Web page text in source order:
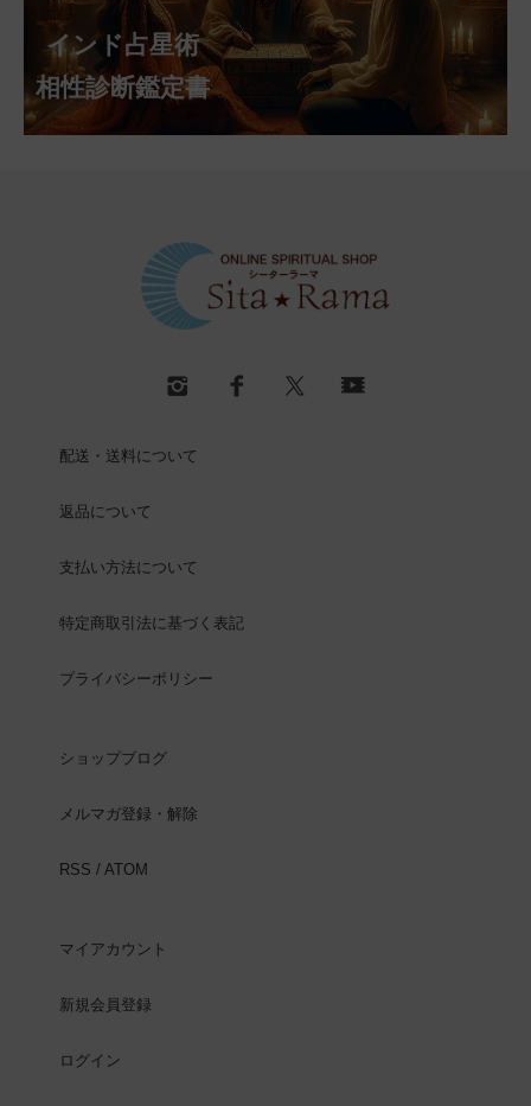
インド占星術
相性診断鑑定書
配送・送料について
返品について
支払い方法について
特定商取引法に基づく表記
プライバシーポリシー
ショップブログ
メルマガ登録・解除
RSS / ATOM
マイアカウント
新規会員登録
ログイン